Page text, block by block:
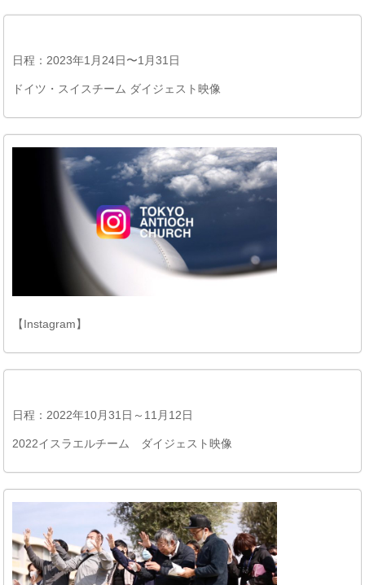
日程：2023年1月24日〜1月31日
ドイツ・スイスチーム ダイジェスト映像
【Instagram】
日程：2022年10月31日～11月12日
2022イスラエルチーム ダイジェスト映像